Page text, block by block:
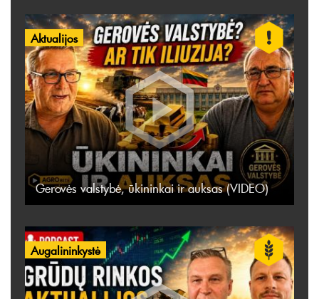
Aktualijos
Gerovės valstybė, ūkininkai ir auksas (VIDEO)
Augalininkystė